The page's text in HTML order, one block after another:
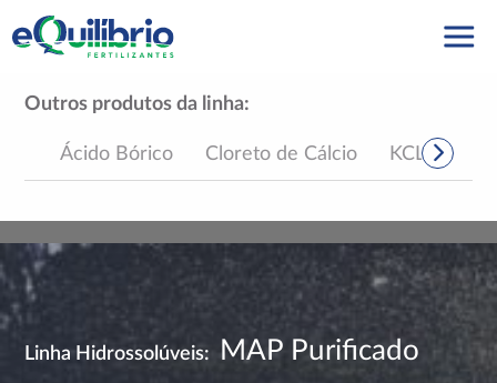
Outros produtos da linha:
Ácido Bórico Cloreto de Cálcio KCL Pó
Linha Hidrossolúveis: MAP Purificado